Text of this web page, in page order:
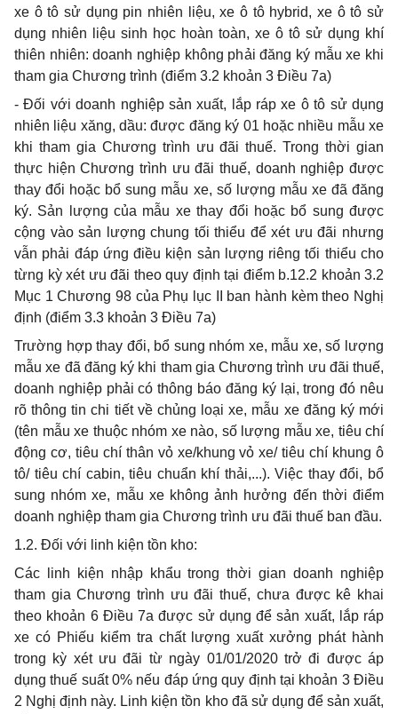
xe ô tô sử dụng pin nhiên liệu, xe ô tô hybrid, xe ô tô sử
dụng nhiên liệu sinh học hoàn toàn, xe ô tô sử dụng khí
thiên nhiên: doanh nghiệp không phải đăng ký mẫu xe khi
tham gia Chương trình (điểm 3.2 khoản 3 Điều 7a)
- Đối với doanh nghiệp sản xuất, lắp ráp xe ô tô sử dụng
nhiên liệu xăng, dầu: được đăng ký 01 hoặc nhiều mẫu xe
khi tham gia Chương trình ưu đãi thuế. Trong thời gian
thực hiện Chương trình ưu đãi thuế, doanh nghiệp được
thay đổi hoặc bổ sung mẫu xe, số lượng mẫu xe đã đăng
ký. Sản lượng của mẫu xe thay đổi hoặc bổ sung được
cộng vào sản lượng chung tối thiểu để xét ưu đãi nhưng
vẫn phải đáp ứng điều kiện sản lượng riêng tối thiểu cho
từng kỳ xét ưu đãi theo quy định tại điểm b.12.2 khoản 3.2
Mục 1 Chương 98 của Phụ lục II ban hành kèm theo Nghị
định (điểm 3.3 khoản 3 Điều 7a)
Trường hợp thay đổi, bổ sung nhóm xe, mẫu xe, số lượng
mẫu xe đã đăng ký khi tham gia Chương trình ưu đãi thuế,
doanh nghiệp phải có thông báo đăng ký lại, trong đó nêu
rõ thông tin chi tiết về chủng loại xe, mẫu xe đăng ký mới
(tên mẫu xe thuộc nhóm xe nào, số lượng mẫu xe, tiêu chí
động cơ, tiêu chí thân vỏ xe/khung vỏ xe/ tiêu chí khung ô
tô/ tiêu chí cabin, tiêu chuẩn khí thải,...). Việc thay đổi, bổ
sung nhóm xe, mẫu xe không ảnh hưởng đến thời điểm
doanh nghiệp tham gia Chương trình ưu đãi thuế ban đầu.
1.2. Đối với linh kiện tồn kho:
Các linh kiện nhập khẩu trong thời gian doanh nghiệp
tham gia Chương trình ưu đãi thuế, chưa được kê khai
theo khoản 6 Điều 7a được sử dụng để sản xuất, lắp ráp
xe có Phiếu kiểm tra chất lượng xuất xưởng phát hành
trong kỳ xét ưu đãi từ ngày 01/01/2020 trở đi được áp
dụng thuế suất 0% nếu đáp ứng quy định tại khoản 3 Điều
2 Nghị định này. Linh kiện tồn kho đã sử dụng để sản xuất,